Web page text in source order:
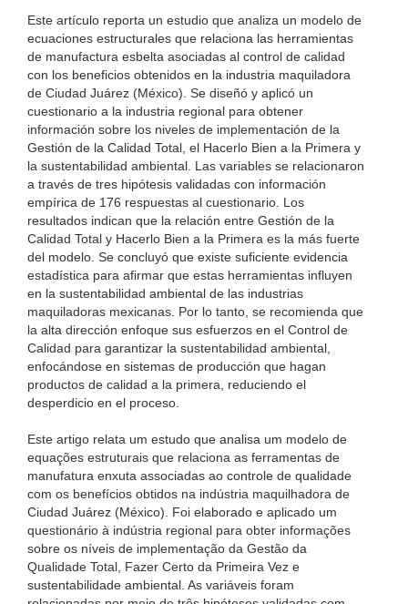
Este artículo reporta un estudio que analiza un modelo de
ecuaciones estructurales que relaciona las herramientas
de manufactura esbelta asociadas al control de calidad
con los beneficios obtenidos en la industria maquiladora
de Ciudad Juárez (México). Se diseñó y aplicó un
cuestionario a la industria regional para obtener
información sobre los niveles de implementación de la
Gestión de la Calidad Total, el Hacerlo Bien a la Primera y
la sustentabilidad ambiental. Las variables se relacionaron
a través de tres hipótesis validadas con información
empírica de 176 respuestas al cuestionario. Los
resultados indican que la relación entre Gestión de la
Calidad Total y Hacerlo Bien a la Primera es la más fuerte
del modelo. Se concluyó que existe suficiente evidencia
estadística para afirmar que estas herramientas influyen
en la sustentabilidad ambiental de las industrias
maquiladoras mexicanas. Por lo tanto, se recomienda que
la alta dirección enfoque sus esfuerzos en el Control de
Calidad para garantizar la sustentabilidad ambiental,
enfocándose en sistemas de producción que hagan
productos de calidad a la primera, reduciendo el
desperdicio en el proceso.
Este artigo relata um estudo que analisa um modelo de
equações estruturais que relaciona as ferramentas de
manufatura enxuta associadas ao controle de qualidade
com os benefícios obtidos na indústria maquilhadora de
Ciudad Juárez (México). Foi elaborado e aplicado um
questionário à indústria regional para obter informações
sobre os níveis de implementação da Gestão da
Qualidade Total, Fazer Certo da Primeira Vez e
sustentabilidade ambiental. As variáveis foram